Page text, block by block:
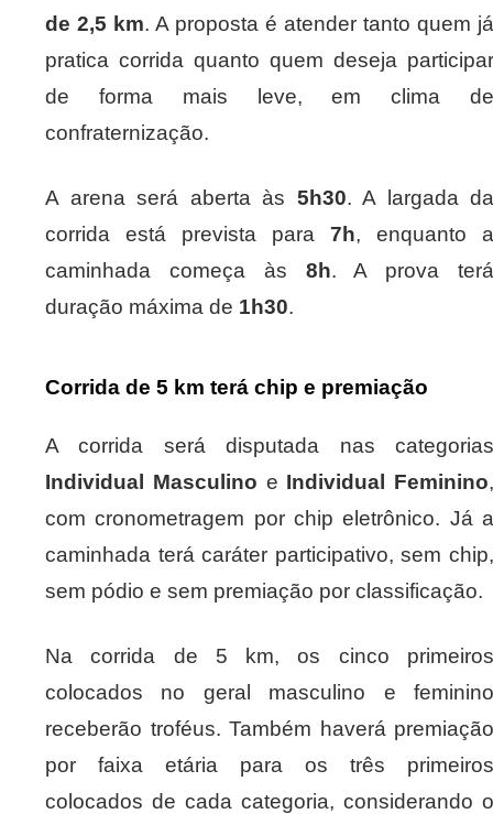
de 2,5 km. A proposta é atender tanto quem já
pratica corrida quanto quem deseja participar
de forma mais leve, em clima de
confraternização.
A arena será aberta às 5h30. A largada da
corrida está prevista para 7h, enquanto a
caminhada começa às 8h. A prova terá
duração máxima de 1h30.
Corrida de 5 km terá chip e premiação
A corrida será disputada nas categorias
Individual Masculino e Individual Feminino,
com cronometragem por chip eletrônico. Já a
caminhada terá caráter participativo, sem chip,
sem pódio e sem premiação por classificação.
Na corrida de 5 km, os cinco primeiros
colocados no geral masculino e feminino
receberão troféus. Também haverá premiação
por faixa etária para os três primeiros
colocados de cada categoria, considerando o